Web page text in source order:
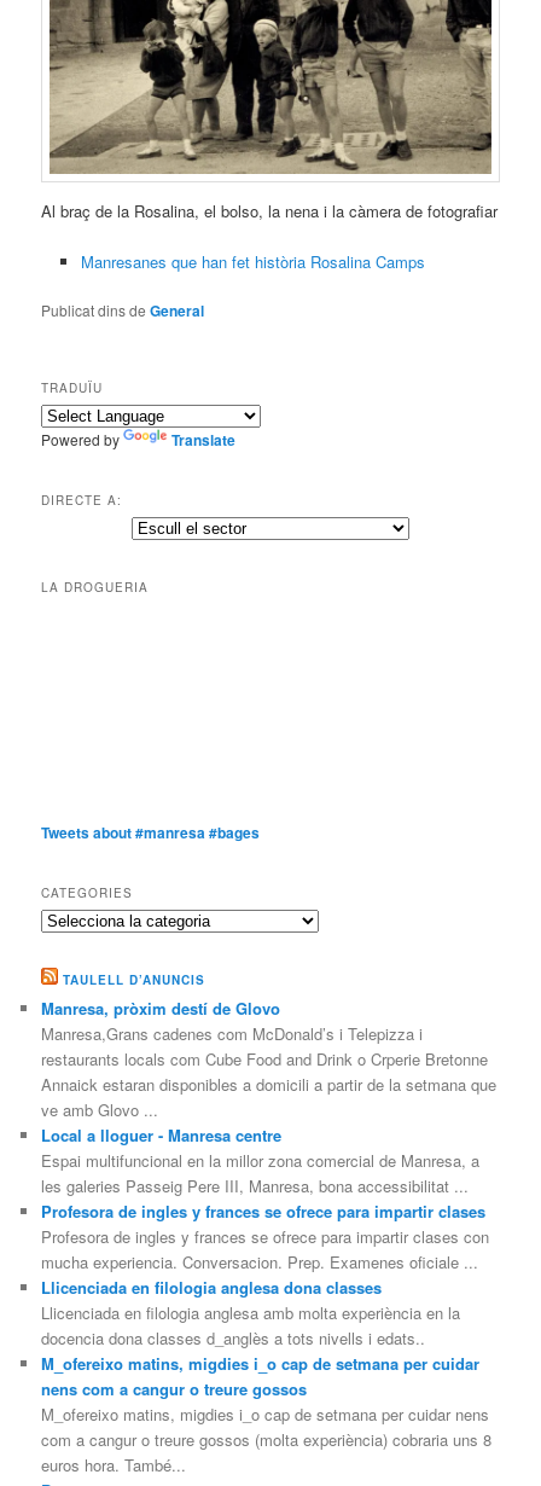
Al braç de la Rosalina, el bolso, la nena i la càmera de fotografiar
Manresanes que han fet història Rosalina Camps
Publicat dins de General
TRADUÏU
Powered by Translate
DIRECTE A:
LA DROGUERIA
Tweets about #manresa #bages
CATEGORIES
Categories
TAULELL D’ANUNCIS
Manresa, pròxim destí de Glovo
Manresa,Grans cadenes com McDonald’s i Telepizza i
restaurants locals com Cube Food and Drink o Crperie Bretonne
Annaick estaran disponibles a domicili a partir de la setmana que
ve amb Glovo ...
Local a lloguer - Manresa centre
Espai multifuncional en la millor zona comercial de Manresa, a
les galeries Passeig Pere III, Manresa, bona accessibilitat ...
Profesora de ingles y frances se ofrece para impartir clases
Profesora de ingles y frances se ofrece para impartir clases con
mucha experiencia. Conversacion. Prep. Examenes oficiale ...
Llicenciada en filologia anglesa dona classes
Llicenciada en filologia anglesa amb molta experiència en la
docencia dona classes d_anglès a tots nivells i edats..
M_ofereixo matins, migdies i_o cap de setmana per cuidar
nens com a cangur o treure gossos
M_ofereixo matins, migdies i_o cap de setmana per cuidar nens
com a cangur o treure gossos (molta experiència) cobraria uns 8
euros hora. També...